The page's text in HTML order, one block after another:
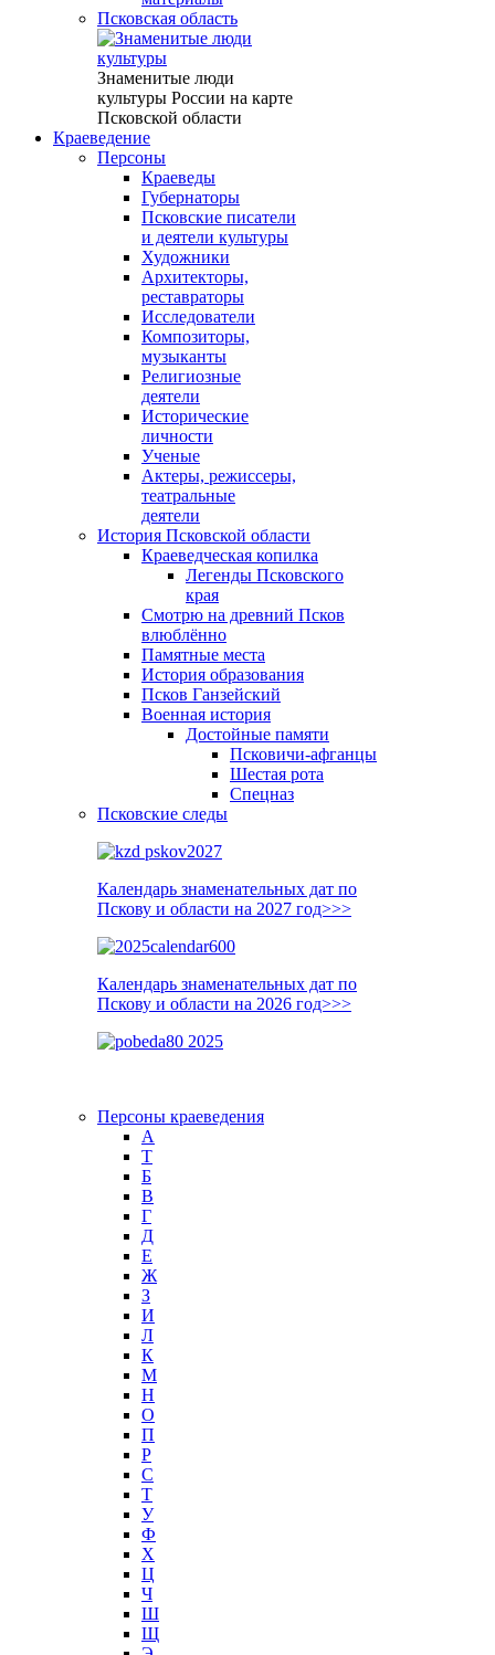
Псковская область
Знаменитые люди
культуры России на карте
Псковской области
Краеведение
Персоны
Краеведы
Губернаторы
Псковские писатели
и деятели культуры
Художники
Архитекторы,
реставраторы
Исследователи
Композиторы,
музыканты
Религиозные
деятели
Исторические
личности
Ученые
Актеры, режиссеры,
театральные
деятели
История Псковской области
Краеведческая копилка
Легенды Псковского
края
Смотрю на древний Псков
влюблённо
Памятные места
История образования
Псков Ганзейский
Военная история
Достойные памяти
Псковичи-афганцы
Шестая рота
Спецназ
Псковские следы
Календарь знаменательных дат по
Пскову и области на 2027 год>>>
Календарь знаменательных дат по
Пскову и области на 2026 год>>>
Персоны краеведения
А
T
Б
В
Г
Д
Е
Ж
З
И
Л
К
М
Н
О
П
Р
С
Т
У
Ф
Х
Ц
Ч
Ш
Щ